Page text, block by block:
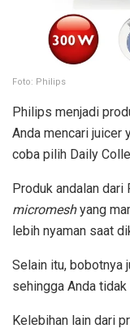
Foto: Philips
Philips menjadi
Anda mencari juicer
coba pilih Daily
Produk andalan
micromeshyang
lebih nyaman saat
Selain itu, bobotnya
sehingga Anda
Kelebihan lain dari